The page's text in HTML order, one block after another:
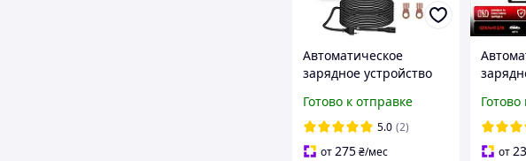
Автоматическое
зарядное устройство
24v10A 240W
Готово к отправке
5.0 (2)
от275₴/мес
и мото
от